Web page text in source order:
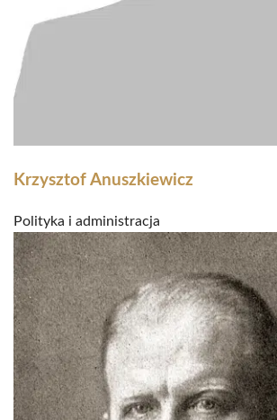
Krzysztof Anuszkiewicz
Polityka i administracja